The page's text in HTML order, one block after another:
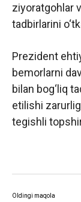
ziyoratgohlar
tadbirlarini
Prezident
bemorlarni
bilan bog‘liq
etilishi
tegishli
Oldingi maqola